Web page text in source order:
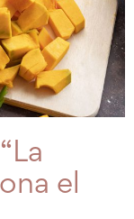
el